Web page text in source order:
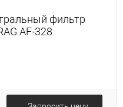
фильтр
AF-328